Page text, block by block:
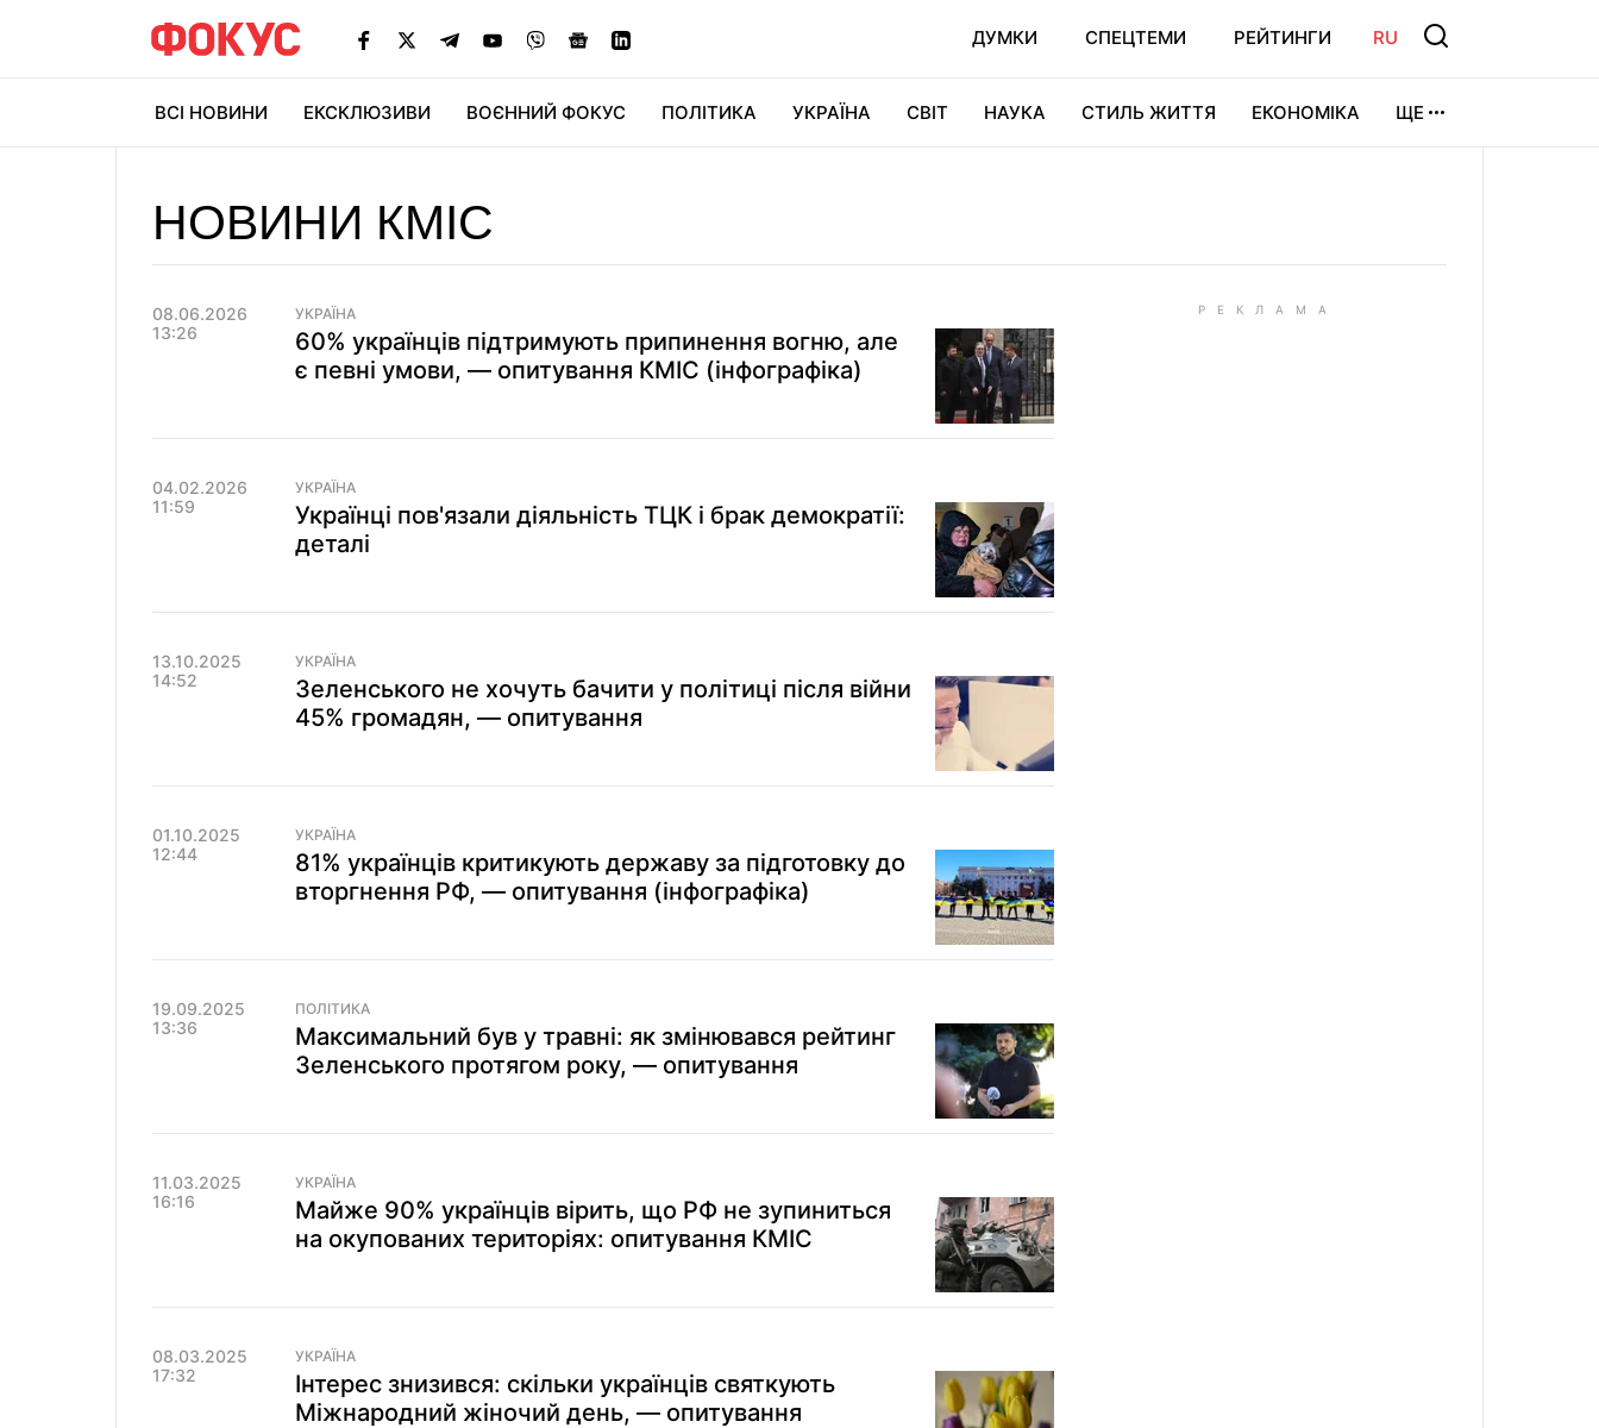
ДУМКИ СПЕЦТЕМИ РЕЙТИНГИ RU
ВСІ НОВИНИ ЕКСКЛЮЗИВИ ВОЄННИЙ ФОКУС ПОЛІТИКА УКРАЇНА СВІТ НАУКА СТИЛЬ ЖИТТЯ ЕКОНОМІКА ЩЕ
НОВИНИ КМІС
08.06.2026
13:26
УКРАЇНА
60% українців підтримують припинення вогню, але
є певні умови, — опитування КМІС (інфографіка)
04.02.2026
11:59
УКРАЇНА
Українці пов'язали діяльність ТЦК і брак демократії:
деталі
13.10.2025
14:52
УКРАЇНА
Зеленського не хочуть бачити у політиці після війни
45% громадян, — опитування
01.10.2025
12:44
УКРАЇНА
81% українців критикують державу за підготовку до
вторгнення РФ, — опитування (інфографіка)
19.09.2025
13:36
ПОЛІТИКА
Максимальний був у травні: як змінювався рейтинг
Зеленського протягом року, — опитування
11.03.2025
16:16
УКРАЇНА
Майже 90% українців вірить, що РФ не зупиниться
на окупованих територіях: опитування КМІС
08.03.2025
17:32
УКРАЇНА
Інтерес знизився: скільки українців святкують
Міжнародний жіночий день, — опитування